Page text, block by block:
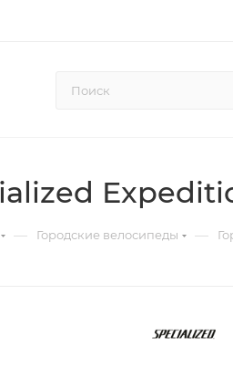
— Городские велосипеды —